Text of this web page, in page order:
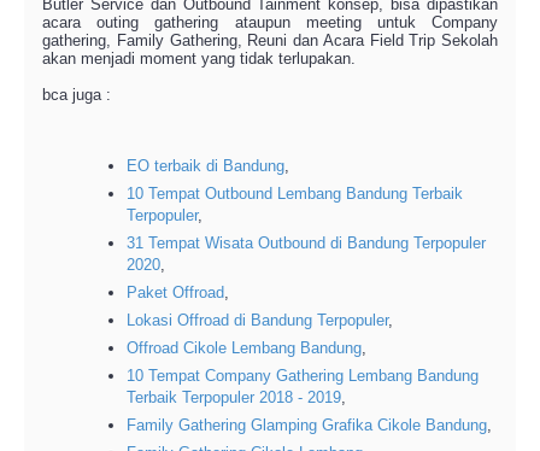
Butler Service dan Outbound Tainment konsep, bisa dipastikan
acara outing gathering ataupun meeting untuk Company
gathering, Family Gathering, Reuni dan Acara Field Trip Sekolah
akan menjadi moment yang tidak terlupakan.
bca juga :
EO terbaik di Bandung,
10 Tempat Outbound Lembang Bandung Terbaik
Terpopuler,
31 Tempat Wisata Outbound di Bandung Terpopuler
2020,
Paket Offroad,
Lokasi Offroad di Bandung Terpopuler,
Offroad Cikole Lembang Bandung,
10 Tempat Company Gathering Lembang Bandung
Terbaik Terpopuler 2018 - 2019,
Family Gathering Glamping Grafika Cikole Bandung,